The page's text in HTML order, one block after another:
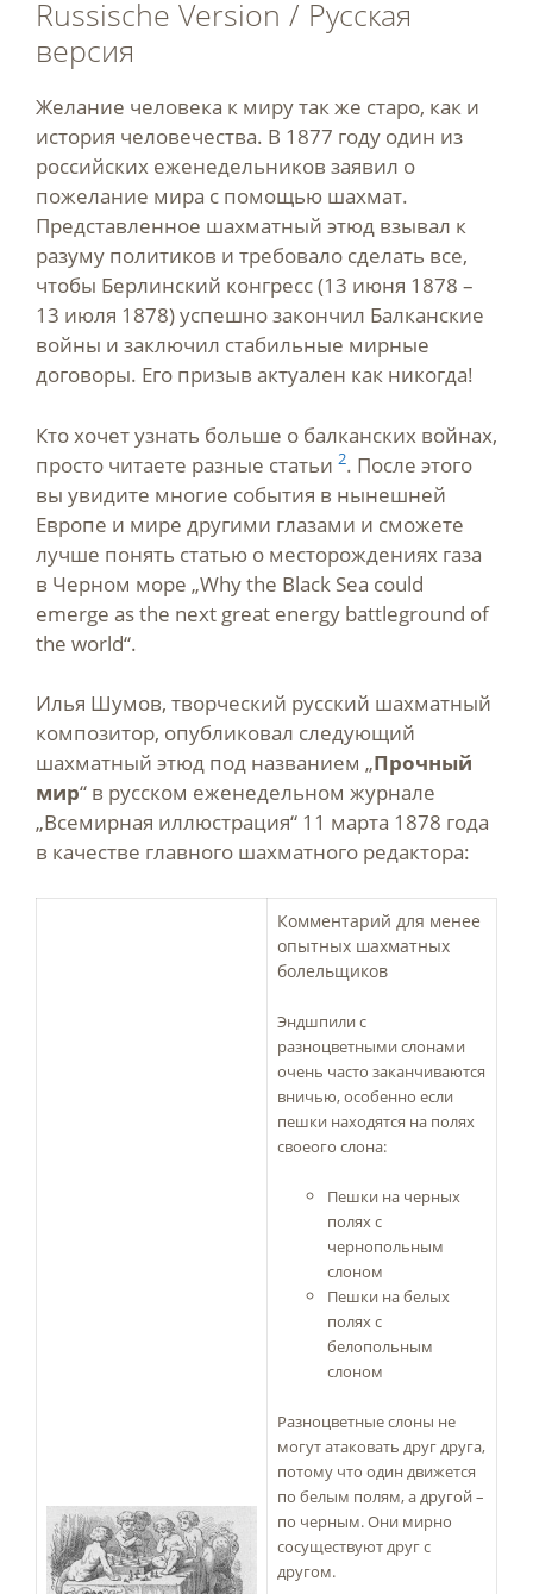
Russische Version / Русская
версия
Желание человека к миру так же старо, как и
история человечества. В 1877 году один из
российских еженедельников заявил о
пожелание мира с помощью шахмат.
Представленное шахматный этюд взывал к
разуму политиков и требовало сделать все,
чтобы Берлинский конгресс (13 июня 1878 –
13 июля 1878) успешно закончил Балканские
войны и заключил стабильные мирные
договоры. Его призыв актуален как никогда!
Кто хочет узнать больше о балканских войнах,
просто читаете разные статьи 2. После этого
вы увидите многие события в нынешней
Европе и мире другими глазами и сможете
лучше понять статью о месторождениях газа
в Черном море „Why the Black Sea could
emerge as the next great energy battleground of
the world“.
Илья Шумов, творческий русский шахматный
композитор, опубликовал следующий
шахматный этюд под названием „Прочный
мир“ в русском еженедельном журнале
„Всемирная иллюстрация“ 11 марта 1878 года
в качестве главного шахматного редактора:
Комментарий для менее
опытных шахматных
болельщиков
Эндшпили с
разноцветными слонами
очень часто заканчиваются
вничью, особенно если
пешки находятся на полях
своеого слона:
Пешки на черных
полях с
чернопольным
слоном
Пешки на белых
полях с
белопольным
слоном
Разноцветные слоны не
могут атаковать друг друга,
потому что один движется
по белым полям, а другой –
по черным. Они мирно
сосуществуют друг с
другом.